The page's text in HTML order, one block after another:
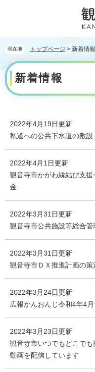
で
す。
ば
て
現在地 トップページ > 新着情報
本
文 新着情報
2022年4月19日更新
私道への公共下水道の敷設
2022年4月1日更新
観音寺市かがわ縁結び支
金
2022年3月31日更新
観音寺市公共施設等総合管
2022年3月31日更新
観音寺市ＤＸ推進計画の策
2022年3月24日更新
広報かんおんじ令和4年4
2022年3月23日更新
観音寺市いつでもどこで
動画を配信しています